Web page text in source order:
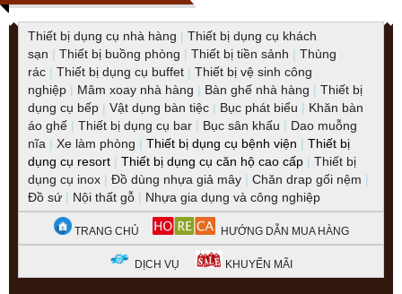
Thiết bị dụng cụ nhà hàng | Thiết bị dụng cụ khách
sạn | Thiết bị buồng phòng | Thiết bị tiền sảnh | Thùng
rác | Thiết bị dụng cụ buffet | Thiết bị vệ sinh công
nghiệp | Mâm xoay nhà hàng | Bàn ghế nhà hàng | Thiết bị
dụng cụ bếp | Vật dụng bàn tiệc | Bục phát biểu | Khăn bàn
áo ghế | Thiết bị dụng cụ bar | Bục sân khấu | Dao muỗng
nĩa | Xe làm phòng | Thiết bị dụng cụ bệnh viện | Thiết bị
dụng cụ resort | Thiết bị dụng cụ căn hộ cao cấp | Thiết bị
dụng cụ inox | Đồ dùng nhựa giả mây | Chăn drap gối nệm |
Đồ sứ | Nội thất gỗ | Nhựa gia dụng và công nghiệp
TRANG CHỦ HƯỚNG DẪN MUA HÀNG
DỊCH VỤ KHUYẾN MÃI